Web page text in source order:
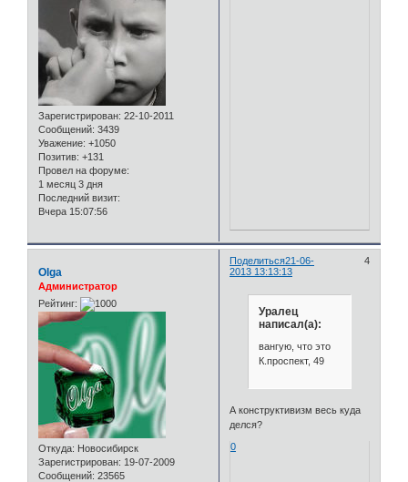
Зарегистрирован: 22-10-2011
Сообщений: 3439
Уважение: +1050
Позитив: +131
Провел на форуме:
1 месяц 3 дня
Последний визит:
Вчера 15:07:56
Поделиться 4
21-06-
2013 13:13:13
Olga
Администратор
Рейтинг:
Откуда: Новосибирск
Зарегистрирован: 19-07-2009
Сообщений: 23565
Уралец
написал(а):
вангую, что это
К.проспект, 49
А конструктивизм весь куда
делся?
0